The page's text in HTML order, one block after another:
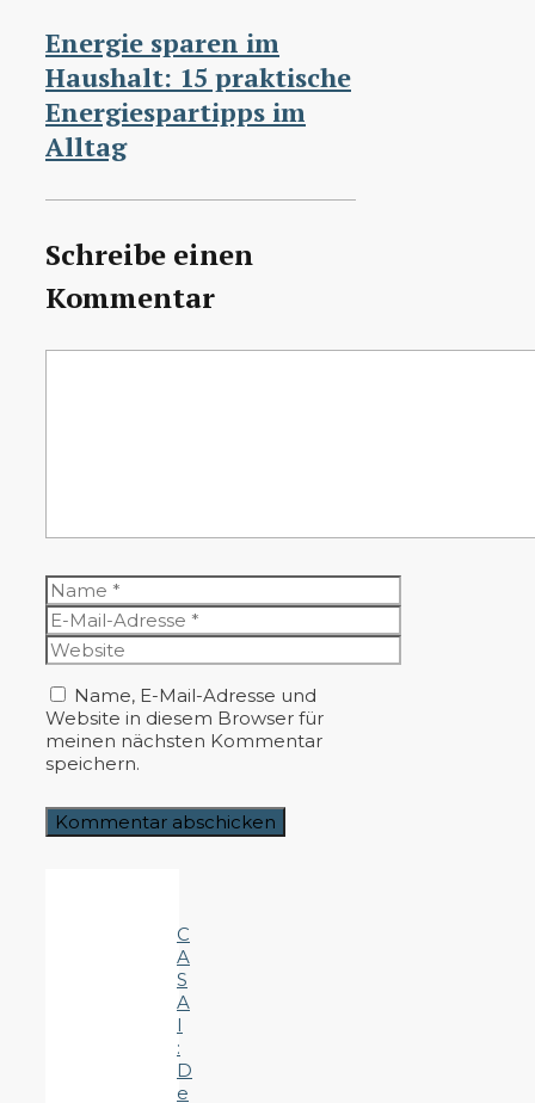
Energie sparen im
Haushalt: 15 praktische
Energiespartipps im
Alltag
Schreibe einen
Kommentar
Name
E-
Mail-
Adresse
Website
Name, E-Mail-Adresse und
Website in diesem Browser für
meinen nächsten Kommentar
speichern.
C
A
S
A
I
:
D
e